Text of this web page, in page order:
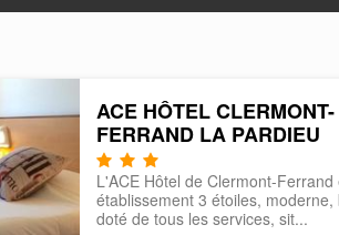
ACE HÔTEL CLERMONT-
FERRAND LA PARDIEU
L'ACE Hôtel de Clermont-Ferrand
établissement 3 étoiles,
doté de tous les services, sit...